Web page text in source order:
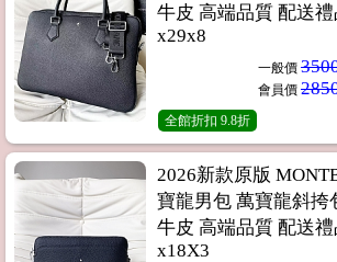
牛皮 高端品質 配送
x29x8
一般價
會員價
全館折扣 9.8折
2026新款原版
寶龍男包 萬寶龍斜挎
牛皮 高端品質 配送
x18X3